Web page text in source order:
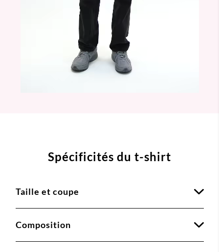
Spécificités du t-shirt
Taille et coupe
Composition